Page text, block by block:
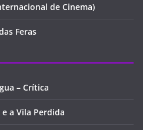
de Cinema)
Feras
– Crítica
a Vila Perdida